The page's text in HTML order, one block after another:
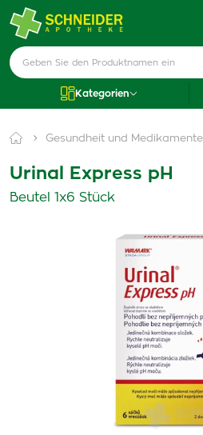
Kategorien
Gesundheit und Medikamente
Urinal Express pH
Beutel 1x6 Stück